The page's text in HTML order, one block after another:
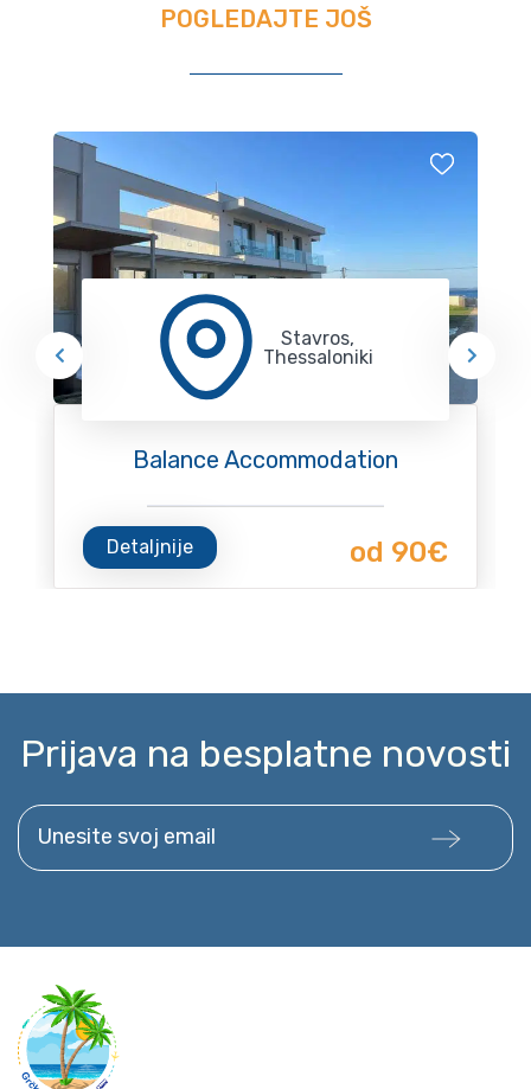
POGLEDAJTE JOŠ
Stavros,
Thessaloniki
Balance Accommodation
Detaljnije od 90€
Prijava na besplatne novosti
Unesite svoj email